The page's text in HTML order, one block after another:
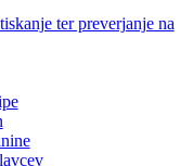
ter preverjanje na